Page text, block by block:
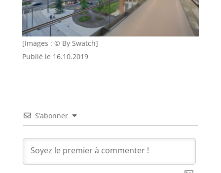
[Images : © By Swatch]
Publié le 16.10.2019
S’abonner